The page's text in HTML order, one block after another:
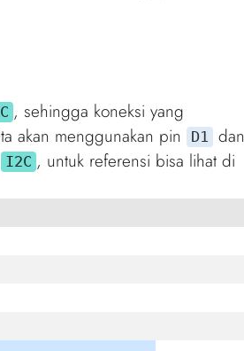
, sehingga koneksi yang
akan menggunakan pin
D1 dan
I2C , untuk referensi bisa lihat di